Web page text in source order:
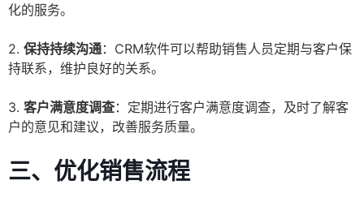
化的服务。
2. 保持持续沟通：CRM软件可以帮助销售人员定期与客户保
持联系，维护良好的关系。
3. 客户满意度调查：定期进行客户满意度调查，及时了解客
户的意见和建议，改善服务质量。
三、 优化销售流程